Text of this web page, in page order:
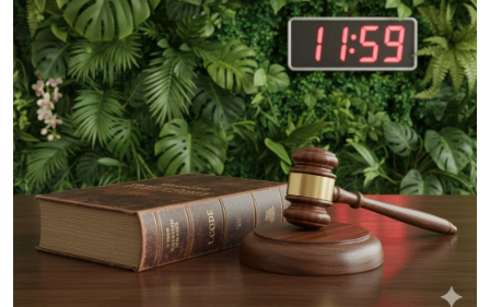
к
с
т
а
т
е